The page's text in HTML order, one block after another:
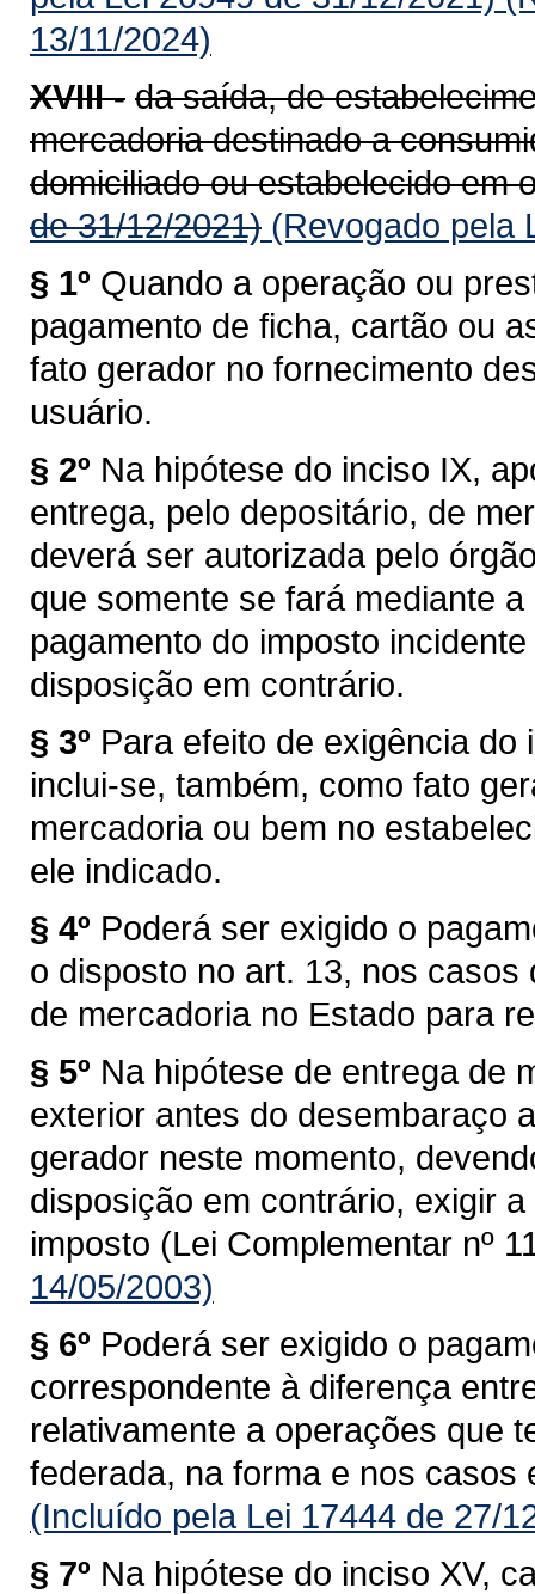
13/11/2024)
XVIII - da saída, de
mercadoria destinado a
domiciliado ou estabelecido em
de 31/12/2021) (Revogado pela
§ 1º Quando a operação ou
pagamento de ficha, cartão ou
fato gerador no fornecimento
usuário.
§ 2º Na hipótese do inciso IX,
entrega, pelo depositário, de
deverá ser autorizada pelo
que somente se fará mediante
pagamento do imposto
disposição em contrário.
§ 3º Para efeito de exigência
inclui-se, também, como fato
mercadoria ou bem no
ele indicado.
§ 4º Poderá ser exigido o
o disposto no art. 13, nos
de mercadoria no Estado para
§ 5º Na hipótese de entrega de
exterior antes do desembaraço
gerador neste momento,
disposição em contrário, exigir
imposto (Lei Complementar nº
14/05/2003)
§ 6º Poderá ser exigido o
correspondente à diferença
relativamente a operações que
federada, na forma e nos casos
(Incluído pela Lei 17444 de 27/
§ 7º Na hipótese do inciso XV,